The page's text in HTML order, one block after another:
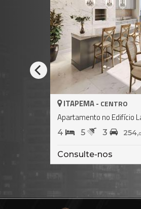
ITAPEMA -CENTRO
Apartamento no Edifício
4 5 3
Consulte-nos